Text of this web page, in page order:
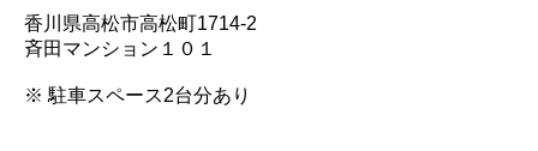
香川県高松市高松町1714-2
斉田マンション１０１
※ 駐車スペース2台分あり